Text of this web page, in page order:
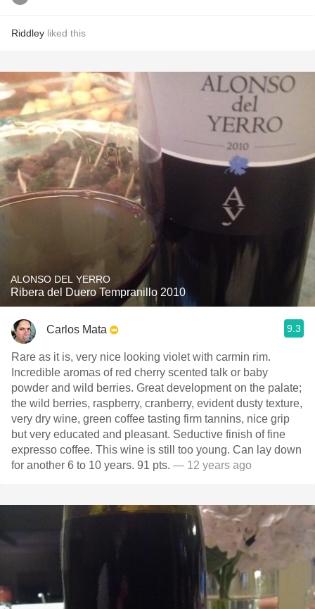
Riddley liked this
ALONSO DEL YERRO
Ribera del Duero Tempranillo 2010
Carlos Mata 9.3
Rare as it is, very nice looking violet with carmin rim.
Incredible aromas of red cherry scented talk or baby
powder and wild berries. Great development on the palate;
the wild berries, raspberry, cranberry, evident dusty texture,
very dry wine, green coffee tasting firm tannins, nice grip
but very educated and pleasant. Seductive finish of fine
expresso coffee. This wine is still too young. Can lay down
for another 6 to 10 years. 91 pts. — 12 years ago